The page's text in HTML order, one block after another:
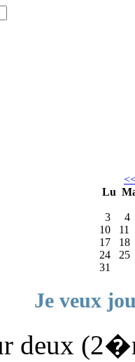
Lu
3
4
10
11
17
18
24
25
31
Je veux
deux